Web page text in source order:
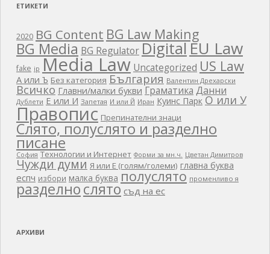
ЕТИКЕТИ
2020 BG Content BG Law Making
BG Media BG RegulatorDigitalEU Law
fake ip Media Law Uncategorized US Law
А или Ъ Без категория България Валентин Дрехарски
Всичко Главни/малки букви Граматика Данни
Дублети Е или И Запетая И или Й Иран Куинс Парк О или У
Правопис Препинателни знаци
Слято, полуслято и разделно
писане
София Технологии и Интернет Форми за мн.ч. Цветан Димитров
Чужди думи Я или Е (голям/големи) главна буква
еспч избори малка буква полуслято променливо я
разделнослято съд на ес
АРХИВИ